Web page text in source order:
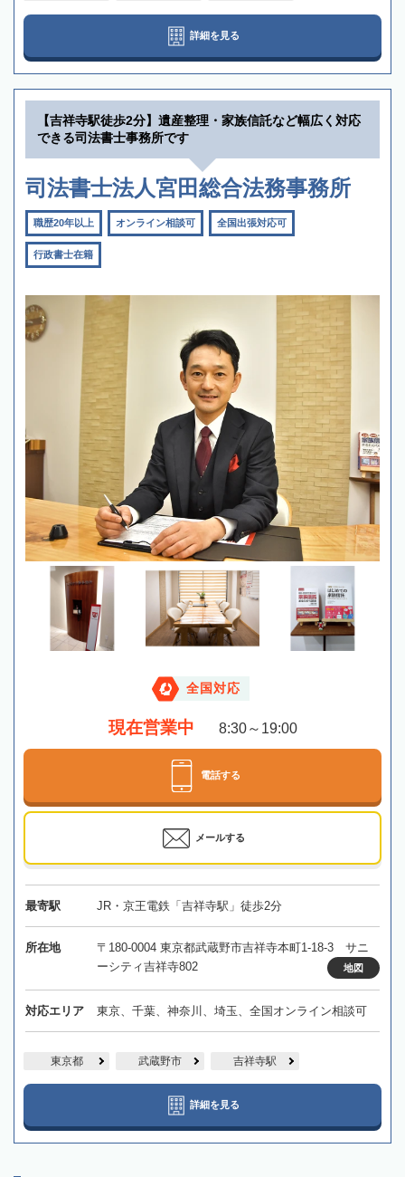
詳細を見る
【吉祥寺駅徒歩2分】遺産整理・家族信託など幅広く対応
できる司法書士事務所です
司法書士法人宮田総合法務事務所
職歴20年以上 オンライン相談可 全国出張対応可
行政書士在籍
全国対応
現在営業中 8:30～19:00
電話する
メールする
最寄駅 JR・京王電鉄「吉祥寺駅」徒歩2分
所在地
〒180-0004 東京都武蔵野市吉祥寺本町1-18-3 サニ
ーシティ吉祥寺802
地図
対応エリア 東京、千葉、神奈川、埼玉、全国オンライン相談可
東京都 武蔵野市 吉祥寺駅
詳細を見る